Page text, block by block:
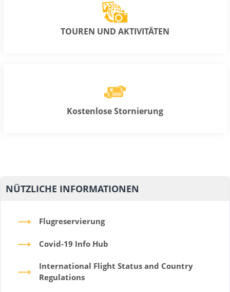
TOUREN UND AKTIVITÄTEN
Kostenlose Stornierung
NÜTZLICHE INFORMATIONEN
Flugreservierung
Covid-19 Info Hub
International Flight Status and Country
Regulations